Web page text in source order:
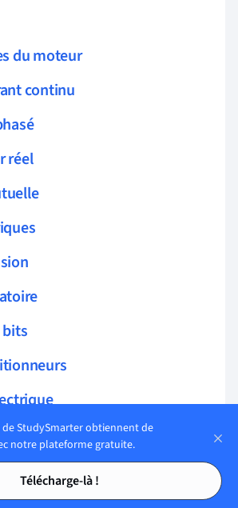
Tables des matières
Tables des matières
du moteur
continu
réel
StudySmarter obtiennent de
notre plateforme gratuite.
Télécharge-là !